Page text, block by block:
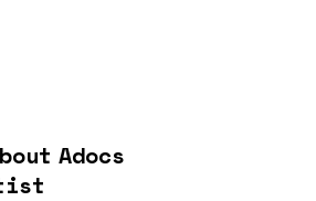
Adocs